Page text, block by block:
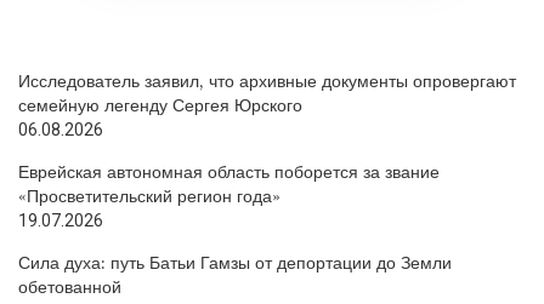
Исследователь заявил, что архивные документы опровергают
семейную легенду Сергея Юрского
06.08.2026
Еврейская автономная область поборется за звание
«Просветительский регион года»
19.07.2026
Сила духа: путь Батьи Гамзы от депортации до Земли
обетованной